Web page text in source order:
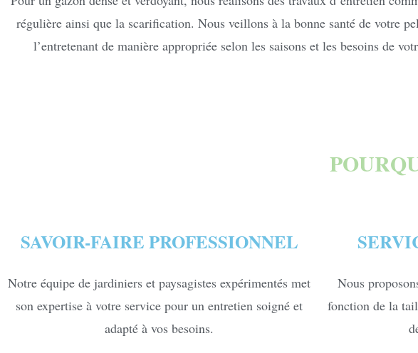
régulière ainsi que la scarification. Nous veillons à la bonne santé de votre
l’entretenant de manière appropriée selon les saisons et les besoins de
SAVOIR-FAIRE PROFESSIONNEL
Notre équipe de jardiniers et paysagistes expérimentés met
son expertise à votre service pour un entretien soigné et
adapté à vos besoins.
Nous
fonction de la